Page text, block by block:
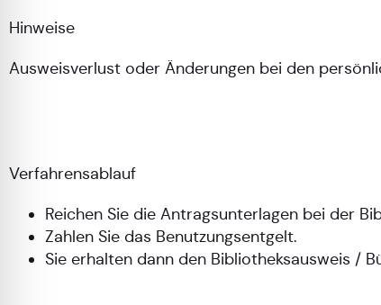
Hinweise
Ausweisverlust oder Änderungen bei den
Verfahrensablauf
Reichen Sie die Antragsunterlagen bei der
Zahlen Sie das Benutzungsentgelt.
Sie erhalten dann den Bibliotheksausweis /